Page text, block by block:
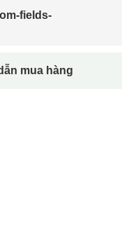
fields-
mua hàng